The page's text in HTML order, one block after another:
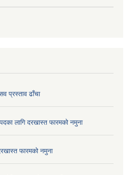
प्रस्ताव ढाँचा
लागि दरखास्त फारमको नमुना
फारमको नमुना